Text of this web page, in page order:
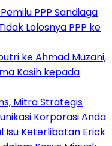
PPP Sandiaga
Lolosnya PPP ke
ke Ahmad Muzani,
Kasih kepada
Mitra Strategis
Korporasi Anda
Isu Keterlibatan Erick